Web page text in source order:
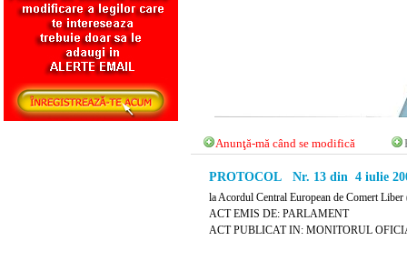
Anunţă-mă când se modifică
PROTOCOL Nr. 13 din 4 iulie
la Acordul Central European de Comert
ACT EMIS DE: PARLAMENT
ACT PUBLICAT IN: MONITORUL